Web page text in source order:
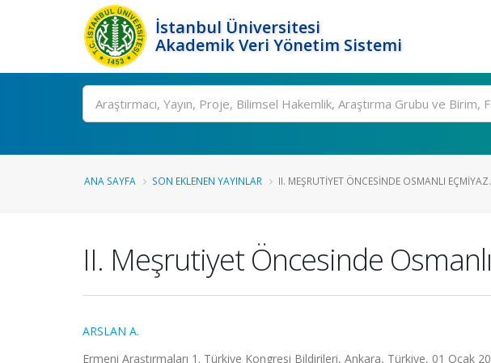
İstanbul Üniversitesi
Akademik Veri Yönetim Sistemi
Ara
ANA SAYFA SON EKLENEN YAYINLAR II. MEŞRUTIYET ÖNCESINDE OSMANLI
II. Meşrutiyet Öncesinde
ARSLAN A.
Ermeni Araştırmaları 1. Türkiye Kongresi Bildirileri, Ankara, Türkiye, 01 Ocak